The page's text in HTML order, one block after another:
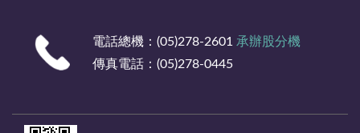
電話總機：(05)278-2601 承辦股分機
傳真電話：(05)278-0445